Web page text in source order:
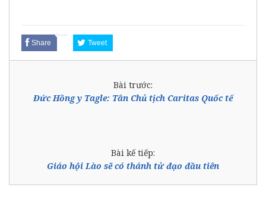
Share Tweet
Bài trước:
Đức Hồng y Tagle: Tân Chủ tịch Caritas Quốc tế
Bài kế tiếp:
Giáo hội Lào sẽ có thánh tử đạo đầu tiên